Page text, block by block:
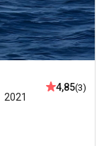
2021
4,85(3)